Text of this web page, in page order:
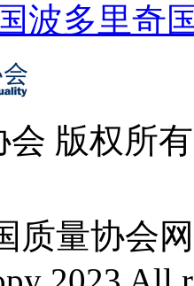
波多里奇
版权所
质量协会